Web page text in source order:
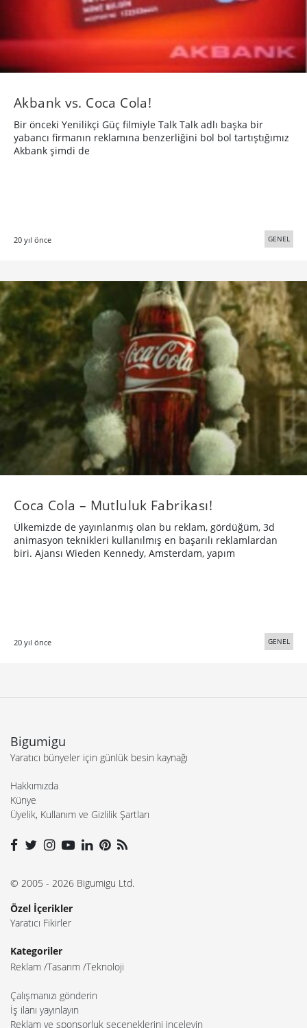
Akbank vs. Coca Cola!
Bir önceki Yenilikçi Güç filmiyle Talk Talk adlı başka bir
yabancı firmanın reklamına benzerliğini bol bol tartıştığımız
Akbank şimdi de
20 yıl önce GENEL
Coca Cola – Mutluluk Fabrikası!
Ülkemizde de yayınlanmış olan bu reklam, gördüğüm, 3d
animasyon teknikleri kullanılmış en başarılı reklamlardan
biri. Ajansı Wieden Kennedy, Amsterdam, yapım
20 yıl önce GENEL
Bigumigu
Yaratıcı bünyeler için günlük besin kaynağı
Hakkımızda
Künye
Üyelik, Kullanım ve Gizlilik Şartları
© 2005 - 2026 Bigumigu Ltd.
Özel İçerikler
Yaratıcı Fikirler
Kategoriler
Reklam Tasarım Teknoloji
Çalışmanızı gönderin
İş ilanı yayınlayın
Reklam ve sponsorluk seçeneklerini inceleyin